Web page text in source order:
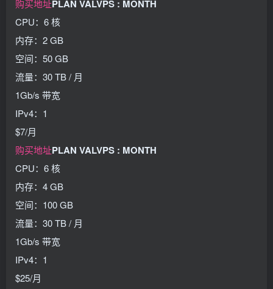
购买地址PLAN VALVPS : MONTH
CPU：6 核
内存：2 GB
空间：50 GB
流量：30 TB / 月
1Gb/s 带宽
IPv4：1
$7/月
购买地址PLAN VALVPS : MONTH
CPU：6 核
内存：4 GB
空间：100 GB
流量：30 TB / 月
1Gb/s 带宽
IPv4：1
$25/月